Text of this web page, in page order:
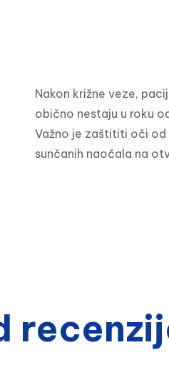
Nakon križne veze,
obično nestaju u roku
Važno je zaštititi oči od
sunčanih naočala na